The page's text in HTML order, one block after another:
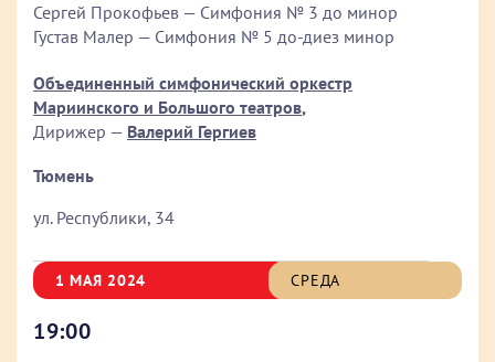
Сергей Прокофьев — Симфония № 3 до минор
Густав Малер — Симфония № 5 до-диез минор
Объединенный симфонический оркестр
Мариинского и Большого театров,
Дирижер — Валерий Гергиев
Тюмень
ул. Республики, 34
1 МАЯ 2024 СРЕДА
19:00